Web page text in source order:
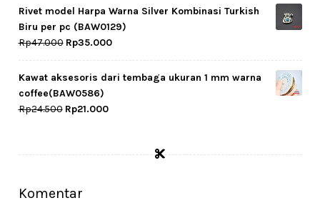
was:
Rp24.500.
is:
Rp24.000.
Rivet model Harpa Warna Silver Kombinasi Turkish
Biru per pc (BAW0129)
Rp47.000 Original
price
was:
Rp47.000.
Rp35.000Current
price
is:
Kawat aksesoris dari tembaga ukuran 1 mm warna
coffee(BAW0586)
Rp24.500 Original
Rp24.500.
Rp21.000Current
Rp21.000.
Komentar